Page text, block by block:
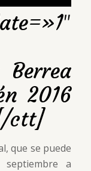
2016
ctt]
que se puede
septiembre a